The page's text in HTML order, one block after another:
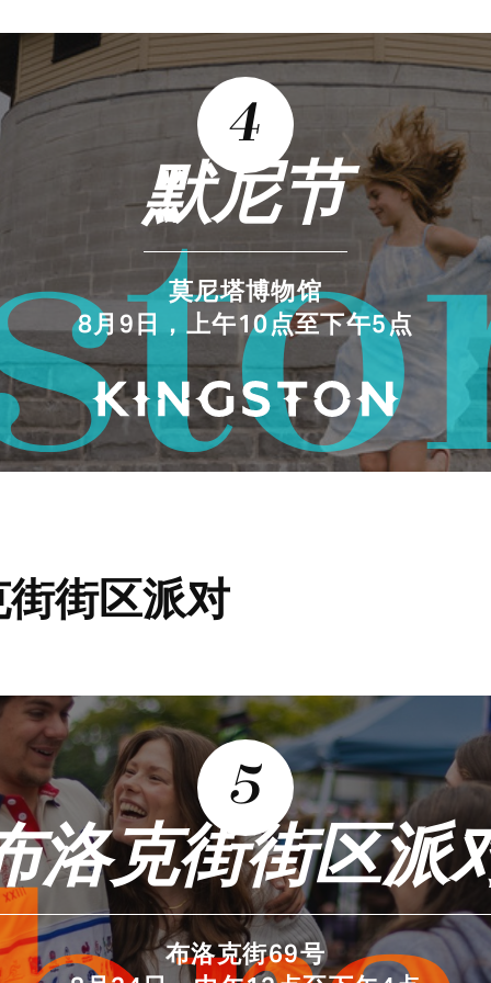
4
默尼节
莫尼塔博物馆
8月9日，上午10点至下午5点
街街区派对
5
洛克街街区派
布洛克街69号